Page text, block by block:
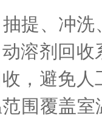
提、冲
溶剂回
，避免
围覆盖室